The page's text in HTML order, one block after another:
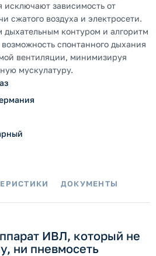
исключают зависимость от
сжатого воздуха и электросети.
дыхательным контуром и алгоритм
спонтанного дыхания
вентиляции, минимизируя
мускулатуру.
ДОКУМЕНТЫ
ИВЛ, который не
ни пневмосеть